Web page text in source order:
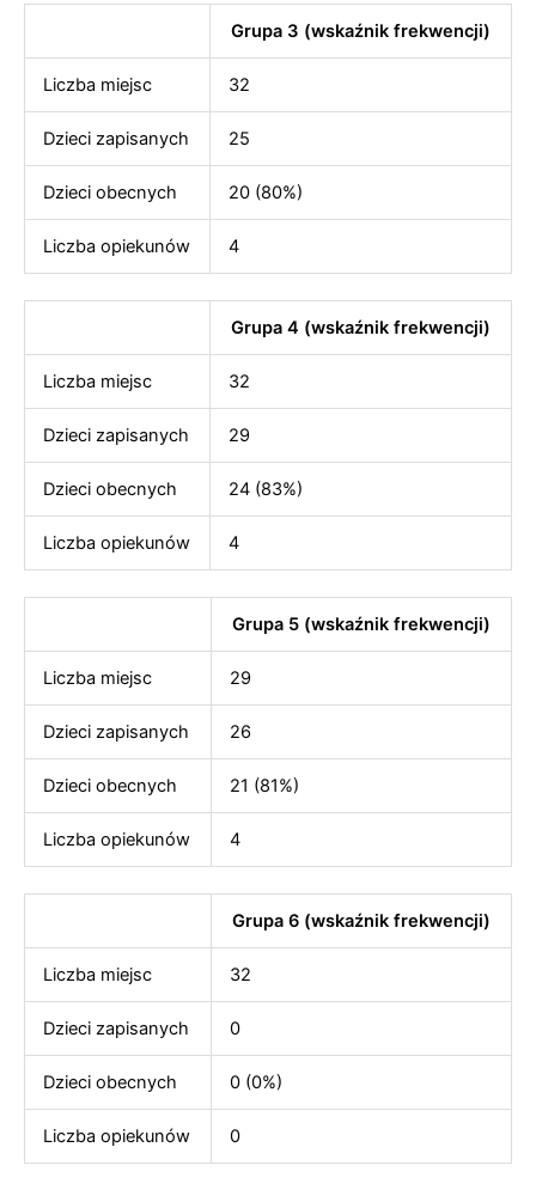
Grupa 3 (wskaźnik frekwencji)
Liczba miejsc 32
Dzieci zapisanych 25
Dzieci obecnych 20 (80%)
Liczba opiekunów 4
Grupa 4 (wskaźnik frekwencji)
Liczba miejsc 32
Dzieci zapisanych 29
Dzieci obecnych 24 (83%)
Liczba opiekunów 4
Grupa 5 (wskaźnik frekwencji)
Liczba miejsc 29
Dzieci zapisanych 26
Dzieci obecnych 21 (81%)
Liczba opiekunów 4
Grupa 6 (wskaźnik frekwencji)
Liczba miejsc 32
Dzieci zapisanych 0
Dzieci obecnych 0 (0%)
Liczba opiekunów 0